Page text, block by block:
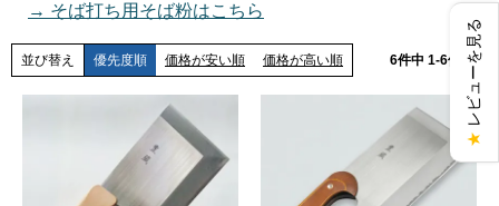
→ そば打ち用そば粉はこちら
並び替え 優先度順 価格が安い順 価格が高い順 6件中 1-6件表示
★
レビューを見る